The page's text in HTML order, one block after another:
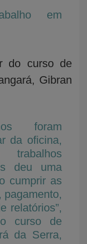
em
do curso de
Gibran
foram
da oficina,
deu uma
cumprir as
pagamento,
relatórios”,
curso de
da Serra,